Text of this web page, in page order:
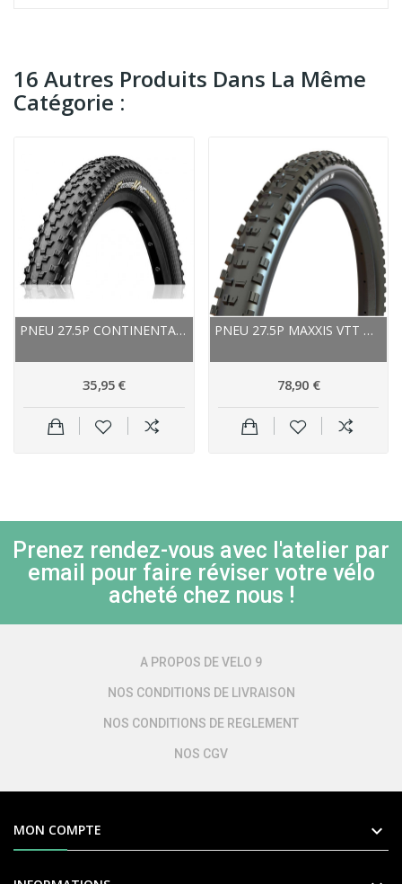
16 Autres Produits Dans La Même
Catégorie :
PNEU 27.5P CONTINENTAL VTT CROSSKING...
35,95 €
PNEU 27.5P MAXXIS VTT MINION DHR II TUBELESS...
78,90 €
Prenez rendez-vous avec l'atelier par
email pour faire réviser votre vélo
acheté chez nous !
A PROPOS DE VELO 9
NOS CONDITIONS DE LIVRAISON
NOS CONDITIONS DE REGLEMENT
NOS CGV
MON COMPTE 